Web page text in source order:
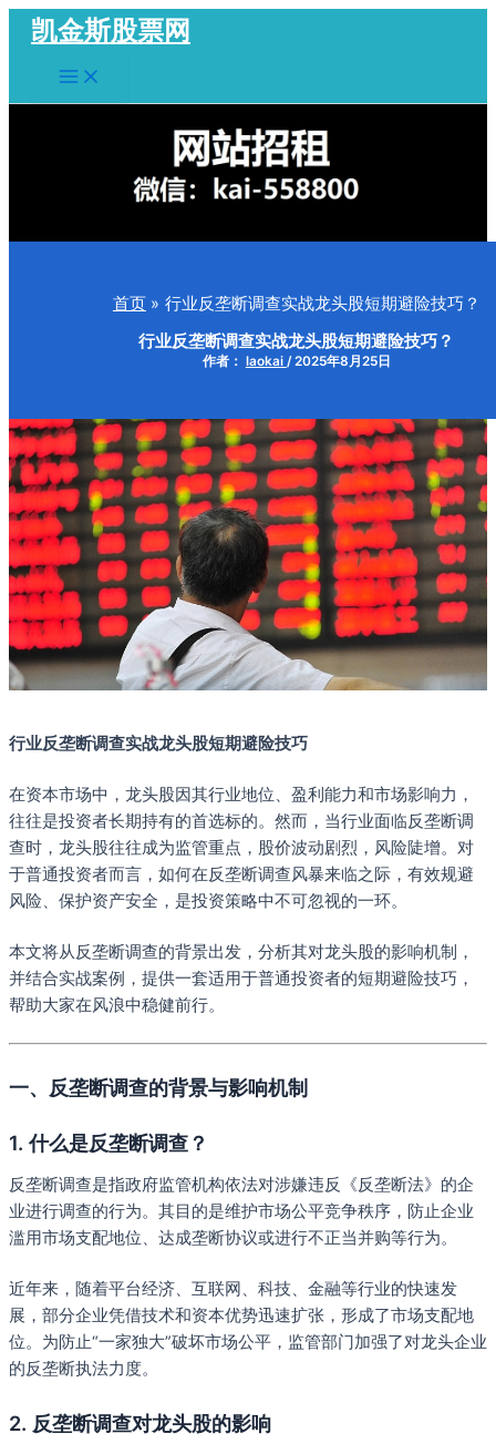
容
凯金斯股票网
Main
Menu
首页 行业反垄断调查实战龙头股短期避险技巧？
行业反垄断调查实战龙头股短期避险技巧？
作者： laokai /2025年8月25日
行业反垄断调查实战龙头股短期避险技巧
在资本市场中，龙头股因其行业地位、盈利能力和市场影响力，
往往是投资者长期持有的首选标的。然而，当行业面临反垄断调
查时，龙头股往往成为监管重点，股价波动剧烈，风险陡增。对
于普通投资者而言，如何在反垄断调查风暴来临之际，有效规避
风险、保护资产安全，是投资策略中不可忽视的一环。
本文将从反垄断调查的背景出发，分析其对龙头股的影响机制，
并结合实战案例，提供一套适用于普通投资者的短期避险技巧，
帮助大家在风浪中稳健前行。
一、反垄断调查的背景与影响机制
1. 什么是反垄断调查？
反垄断调查是指政府监管机构依法对涉嫌违反《反垄断法》的企
业进行调查的行为。其目的是维护市场公平竞争秩序，防止企业
滥用市场支配地位、达成垄断协议或进行不正当并购等行为。
近年来，随着平台经济、互联网、科技、金融等行业的快速发
展，部分企业凭借技术和资本优势迅速扩张，形成了市场支配地
位。为防止“一家独大”破坏市场公平，监管部门加强了对龙头企业
的反垄断执法力度。
2. 反垄断调查对龙头股的影响